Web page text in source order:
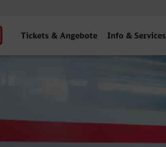
Tickets & Angebote Info & Services